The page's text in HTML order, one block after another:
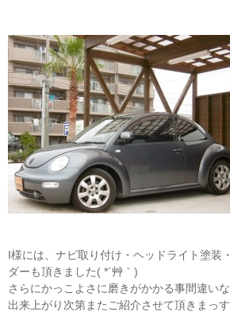
I様には、ナビ取り付け・ヘッドライト塗装
ダーも頂きました( *´艸｀)
さらにかっこよさに磨きがかかる事間違い
出来上がり次第またご紹介させて頂きまっ